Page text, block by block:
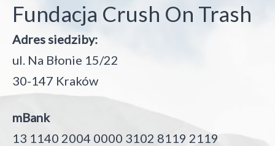
Fundacja Crush On Trash
Adres siedziby:
ul. Na Błonie 15/22
30-147 Kraków
mBank
13 1140 2004 0000 3102 8119 2119